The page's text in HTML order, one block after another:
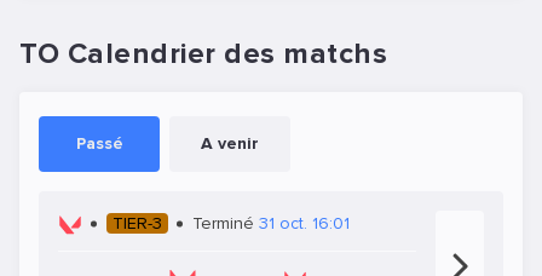
TO Calendrier des matchs
Passé A venir
TIER-3 Terminé 31 oct. 16:01